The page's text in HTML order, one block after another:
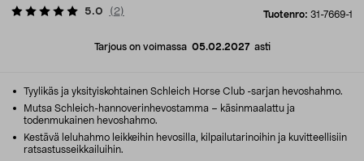
Tuotenro: 31-7669-1
5.0 ( 2)
Tarjous on voimassa 05.02.2027asti
Tyylikäs ja yksityiskohtainen Schleich Horse Club -sarjan hevoshahmo.
Mutsa Schleich-hannoverinhevostamma – käsinmaalattu ja
todenmukainen hevoshahmo.
Kestävä leluhahmo leikkeihin hevosilla, kilpailutarinoihin ja kuvitteellisiin
ratsastusseikkailuihin.